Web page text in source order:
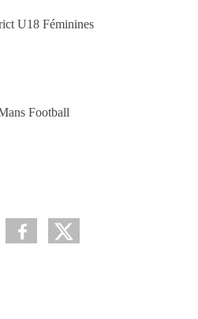
U18 Féminines
Football